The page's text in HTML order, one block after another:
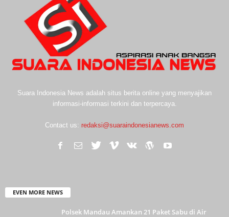
Suara Indonesia News adalah situs berita online yang menyajikan
informasi-informasi terkini dan terpercaya.
Contact us: redaksi@suaraindonesianews.com
EVEN MORE NEWS
Polsek Mandau Amankan 21 Paket Sabu di Air